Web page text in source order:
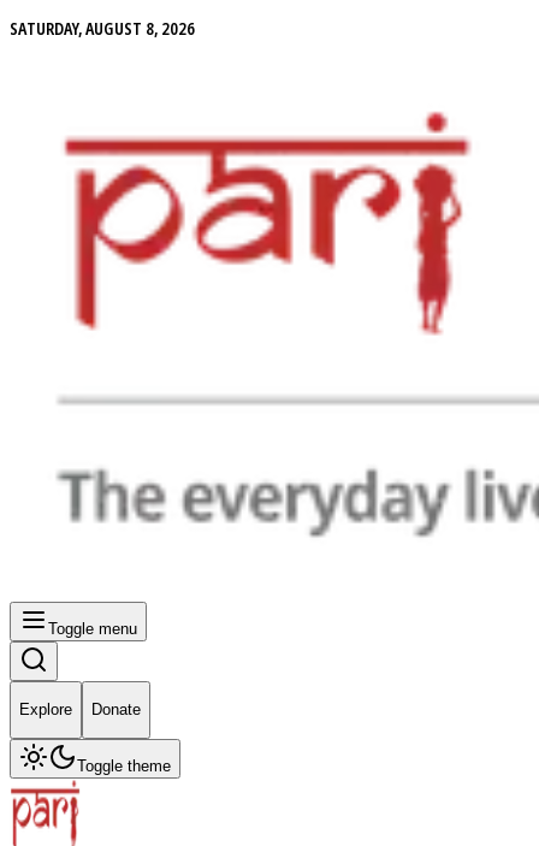
SATURDAY, AUGUST 8, 2026
Toggle menu
Explore Donate
Toggle theme